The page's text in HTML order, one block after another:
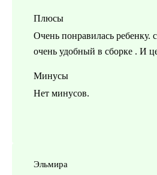
Плюсы
Очень понравилась ребенку.
очень удобный в сборке . И
Минусы
Нет минусов.
Эльмира